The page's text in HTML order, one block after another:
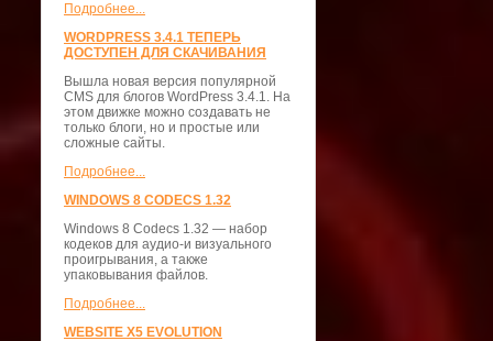
Подробнее...
WORDPRESS 3.4.1 ТЕПЕРЬ
ДОСТУПЕН ДЛЯ СКАЧИВАНИЯ
Вышла новая версия популярной
CMS для блогов WordPress 3.4.1. На
этом движке можно создавать не
только блоги, но и простые или
сложные сайты.
Подробнее...
WINDOWS 8 CODECS 1.32
Windows 8 Codecs 1.32 — набор
кодеков для аудио-и визуального
проигрывания, а также
упаковывания файлов.
Подробнее...
WEBSITE X5 EVOLUTION